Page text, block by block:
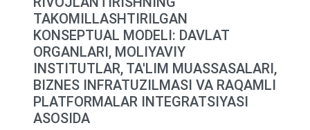
ishonchli himoya qilish bugungi kunning ustuvor
vazifalaridan biri hisoblanadi. Tadqiqot davomida
mavjud tizimli muammolar chuqur tahlil qilinib,
rivojlangan mamlakatlar tajribasiga tayangan
holda amaliy taklif va tavsiyalar ishlab chiqilgan.
Umuman olganda, korporativ boshqaruvni
samarali rivojlantirish korxonalar faoliyatining
TAKOMILLASHTIRILGAN
KONSEPTUAL MODELI: DAVLAT
ORGANLARI, MOLIYAVIY
INSTITUTLAR, TA'LIM MUASSASALARI,
BIZNES INFRATUZILMASI VA RAQAMLI
PLATFORMALAR INTEGRATSIYASI
ASOSIDA